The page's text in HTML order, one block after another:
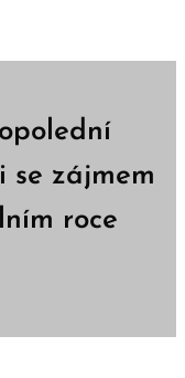
se zájmem
roce